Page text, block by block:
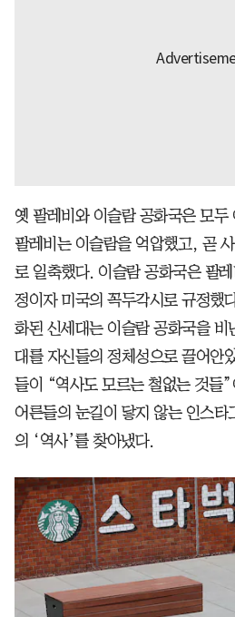
옛 팔레비와 이슬람 공화국은 모두
팔레비는 이슬람을 억압했고, 곧
로 일축했다. 이슬람 공화국은 팔
정이자 미국의 꼭두각시로 규정했
화된 신세대는 이슬람 공화국을 비
대를 자신들의 정체성으로 끌어안
들이 “역사도 모르는 철없는 것들
어른들의 눈길이 닿지 않는 인스타
의 ‘역사’를 찾아냈다.